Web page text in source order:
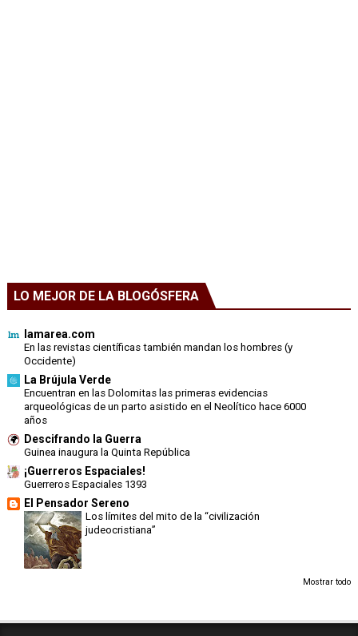
LO MEJOR DE LA BLOGÓSFERA
lamarea.com
En las revistas científicas también mandan los hombres (y
Occidente)
La Brújula Verde
Encuentran en las Dolomitas las primeras evidencias
arqueológicas de un parto asistido en el Neolítico hace 6000
años
Descifrando la Guerra
Guinea inaugura la Quinta República
¡Guerreros Espaciales!
Guerreros Espaciales 1393
El Pensador Sereno
Los límites del mito de la “civilización
judeocristiana”
Mostrar todo